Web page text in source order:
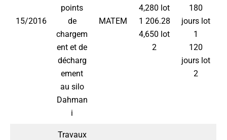
15/2016
points
de
chargem
ent et de
décharg
ement
au silo
Dahman
i
MATEM
4,280 lot
1 206.28
4,650 lot
2
180
jours lot
1
120
jours lot
2
Travaux